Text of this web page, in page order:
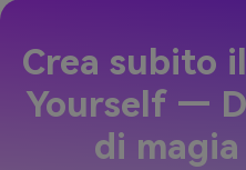
Crea subito
Yourself —
di